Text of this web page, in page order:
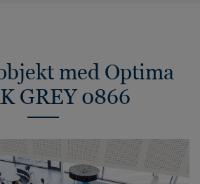
med Optima
GREY 0866